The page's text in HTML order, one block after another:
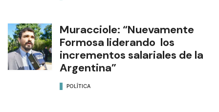
Muracciole: “Nuevamente
Formosa liderando los
incrementos salariales de la
Argentina”
POLÍTICA